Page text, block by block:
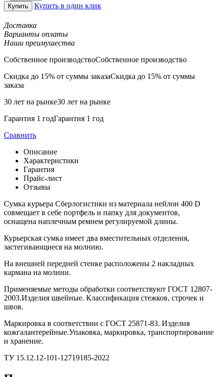
Купить Купить в один клик
Доставка
Варианты оплаты
Наши преимушества
Собственное производствоСобственное производство
Скидка до 15% от суммы заказаСкидка до 15% от суммы
заказа
30 лет на рынке30 лет на рынке
Гарантия 1 годГарантия 1 год
Сравнить
Описание
Характеристики
Гарантия
Прайс-лист
Отзывы
Сумка курьера Сберлогистики из материала нейлон 400 D
совмещает в себе портфель и папку для документов,
оснащена наплечным ремнем регулируемой длины.
Курьерская сумка имеет два вместительных отделения,
застегивающиеся на молнию.
На внешней передней стенке расположены 2 накладных
кармана на молнии.
Применяемые методы обработки соответствуют ГОСТ 12807-
2003.Изделия швейные. Классификация стежков, строчек и
швов.
Маркировка в соответствии с ГОСТ 25871-83. Изделия
кожгалантерейные.Упаковка, маркировка, транспортирование
и хранение.
ТУ 15.12.12-101-12719185-2022